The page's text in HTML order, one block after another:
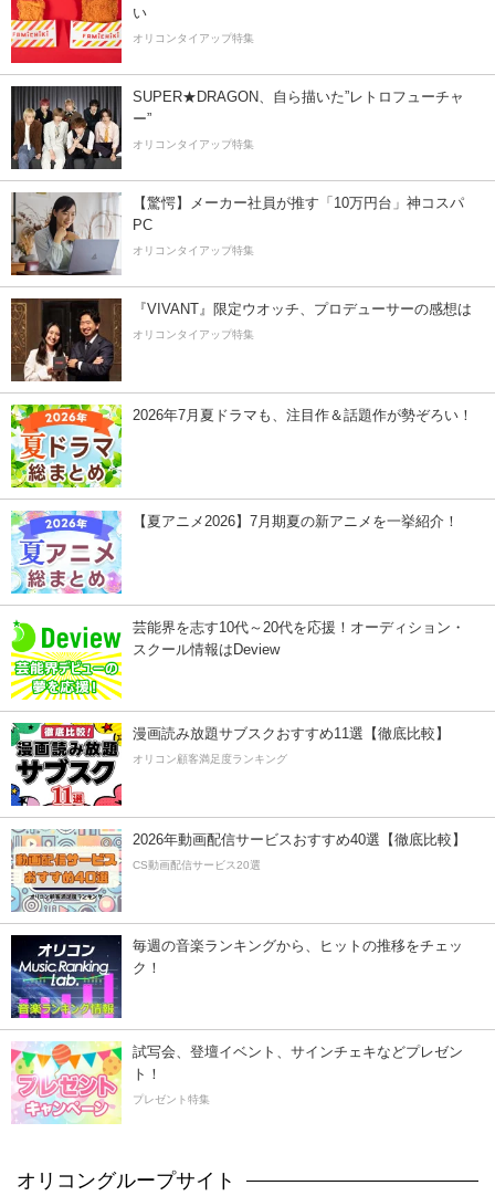
い
オリコンタイアップ特集
SUPER★DRAGON、自ら描いた”レトロフューチャ
ー”
オリコンタイアップ特集
【驚愕】メーカー社員が推す「10万円台」神コスパ
PC
オリコンタイアップ特集
『VIVANT』限定ウオッチ、プロデューサーの感想は
オリコンタイアップ特集
2026年7月夏ドラマも、注目作＆話題作が勢ぞろい！
【夏アニメ2026】7月期夏の新アニメを一挙紹介！
芸能界を志す10代～20代を応援！オーディション・
スクール情報はDeview
漫画読み放題サブスクおすすめ11選【徹底比較】
オリコン顧客満足度ランキング
2026年動画配信サービスおすすめ40選【徹底比較】
CS動画配信サービス20選
毎週の音楽ランキングから、ヒットの推移をチェッ
ク！
試写会、登壇イベント、サインチェキなどプレゼン
ト！
プレゼント特集
オリコングループサイト